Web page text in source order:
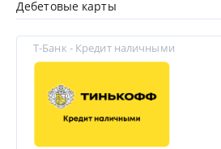
Дебетовые карты
Т-Банк - Кредит наличными